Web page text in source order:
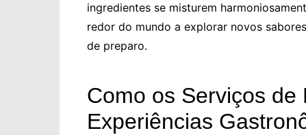
ingredientes se misturem
redor do mundo a explorar novos
de preparo.
Como os Serviços de
Experiências